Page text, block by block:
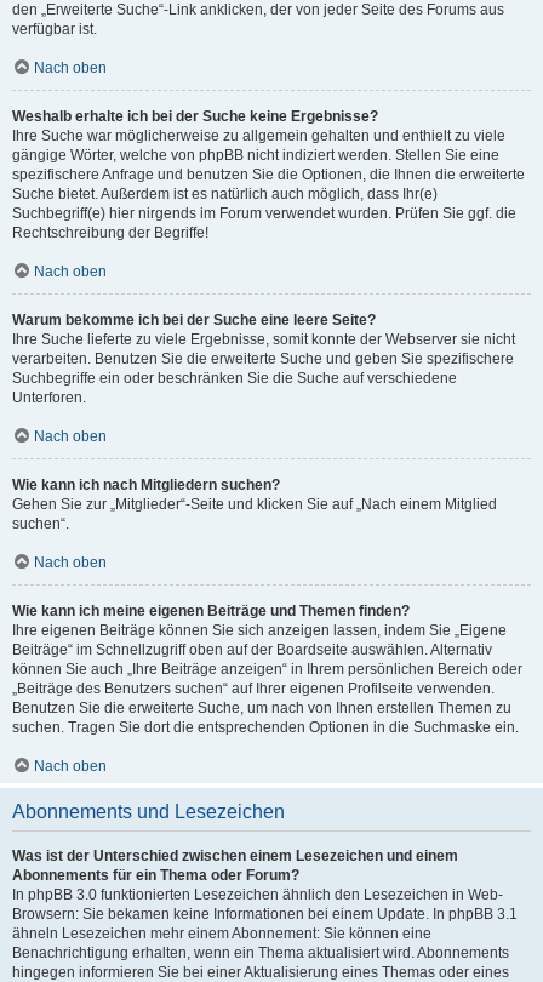
den „Erweiterte Suche“-Link anklicken, der von jeder Seite des Forums aus
verfügbar ist.
Nach oben
Weshalb erhalte ich bei der Suche keine Ergebnisse?
Ihre Suche war möglicherweise zu allgemein gehalten und enthielt zu viele
gängige Wörter, welche von phpBB nicht indiziert werden. Stellen Sie eine
spezifischere Anfrage und benutzen Sie die Optionen, die Ihnen die erweiterte
Suche bietet. Außerdem ist es natürlich auch möglich, dass Ihr(e)
Suchbegriff(e) hier nirgends im Forum verwendet wurden. Prüfen Sie ggf. die
Rechtschreibung der Begriffe!
Nach oben
Warum bekomme ich bei der Suche eine leere Seite?
Ihre Suche lieferte zu viele Ergebnisse, somit konnte der Webserver sie nicht
verarbeiten. Benutzen Sie die erweiterte Suche und geben Sie spezifischere
Suchbegriffe ein oder beschränken Sie die Suche auf verschiedene
Unterforen.
Nach oben
Wie kann ich nach Mitgliedern suchen?
Gehen Sie zur „Mitglieder“-Seite und klicken Sie auf „Nach einem Mitglied
suchen“.
Nach oben
Wie kann ich meine eigenen Beiträge und Themen finden?
Ihre eigenen Beiträge können Sie sich anzeigen lassen, indem Sie „Eigene
Beiträge“ im Schnellzugriff oben auf der Boardseite auswählen. Alternativ
können Sie auch „Ihre Beiträge anzeigen“ in Ihrem persönlichen Bereich oder
„Beiträge des Benutzers suchen“ auf Ihrer eigenen Profilseite verwenden.
Benutzen Sie die erweiterte Suche, um nach von Ihnen erstellen Themen zu
suchen. Tragen Sie dort die entsprechenden Optionen in die Suchmaske ein.
Nach oben
Abonnements und Lesezeichen
Was ist der Unterschied zwischen einem Lesezeichen und einem
Abonnements für ein Thema oder Forum?
In phpBB 3.0 funktionierten Lesezeichen ähnlich den Lesezeichen in Web-
Browsern: Sie bekamen keine Informationen bei einem Update. In phpBB 3.1
ähneln Lesezeichen mehr einem Abonnement: Sie können eine
Benachrichtigung erhalten, wenn ein Thema aktualisiert wird. Abonnements
hingegen informieren Sie bei einer Aktualisierung eines Themas oder eines